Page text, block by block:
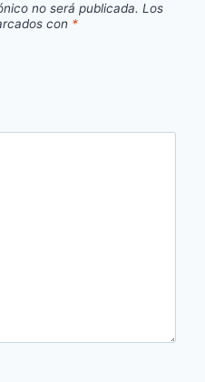
no será publicada. Los
con *